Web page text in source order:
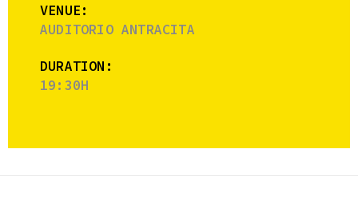
VENUE:
AUDITORIO ANTRACITA
DURATION:
19:30H